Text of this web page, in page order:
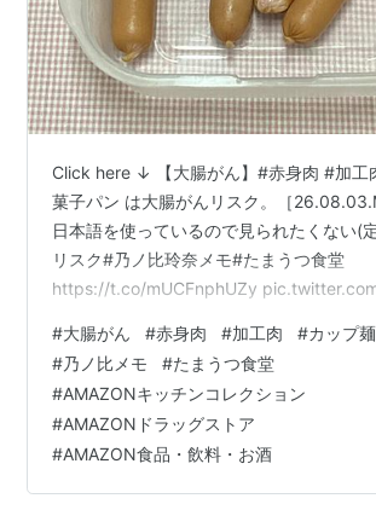
Click here ↓ 【大腸がん】#赤身肉 #加工
菓子パン は大腸がんリスク。［
日本語を使っているので見られたくない(
リスク#乃ノ比玲奈メモ#たまうつ食堂
https://t.co/mUCFnphUZy
(@imotchimappu) August 3, 2026
【amazon Grocery Wish List】セール通知
い！を片っぱしから欲しいものリストへ！
#大腸がん #赤身肉 #加工肉 #カップ麺
#乃ノ比メモ #たまうつ食堂
#AMAZONキッチンコレクション
#AMAZONドラッグストア
#AMAZON食品・飲料・お酒